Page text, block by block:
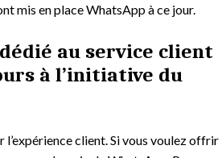
mis en place WhatsApp à ce jour.
au service client
à l’initiative du
client. Si vous voulez offrir